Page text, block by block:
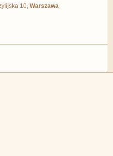
10,Warszawa